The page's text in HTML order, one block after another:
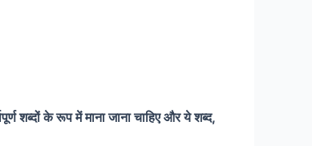
शब्दों के रूप में माना जाना चाहिए और ये शब्द,